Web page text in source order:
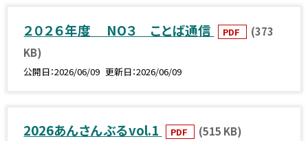
２０２６年度 NO３ ことば通信 PDF
(373
KB)
公開日 2026/06/09 更新日 2026/06/09
2026あんさんぶるvol.1 PDF (515 KB)